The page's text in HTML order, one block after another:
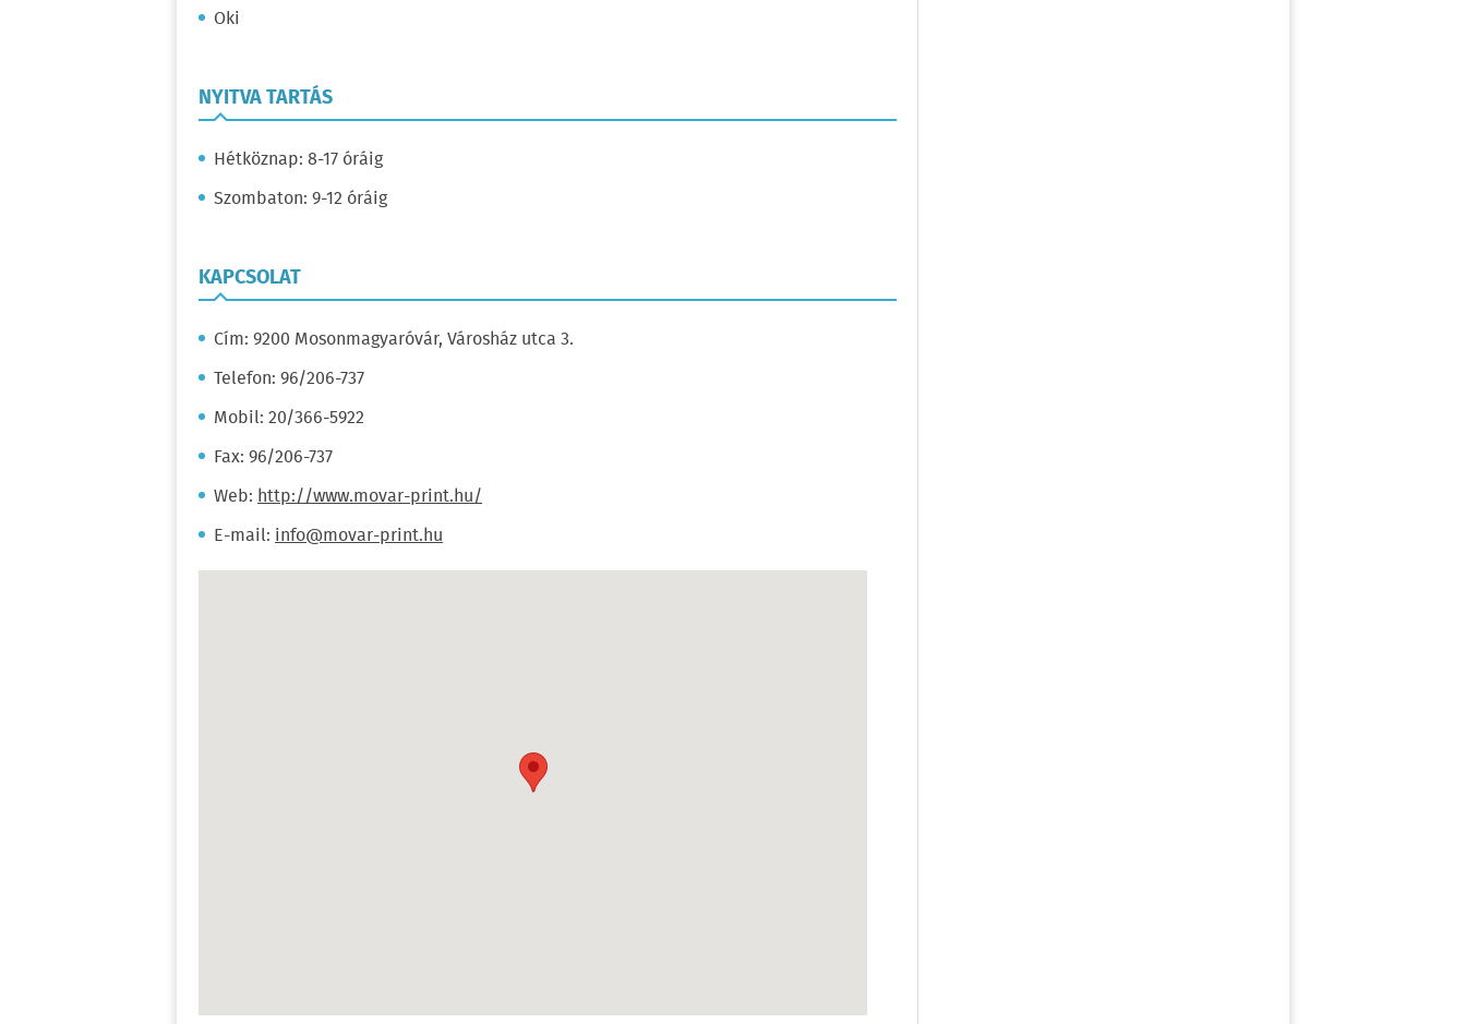
Oki
NYITVA TARTÁS
Hétköznap: 8-17 óráig
Szombaton: 9-12 óráig
KAPCSOLAT
Cím: 9200 Mosonmagyaróvár, Városház utca 3.
Telefon: 96/206-737
Mobil: 20/366-5922
Fax: 96/206-737
Web: http://www.movar-print.hu/
E-mail: info@movar-print.hu